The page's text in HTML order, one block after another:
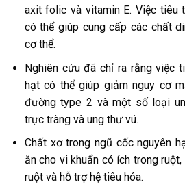
axit folic và vitamin E. Việc tiêu
có thể giúp cung cấp các chất
cơ thể.
Nghiên cứu đã chỉ ra rằng việc
hạt có thể giúp giảm nguy cơ
đường type 2 và một số loại
trực tràng và ung thư vú.
Chất xơ trong ngũ cốc nguyên
ăn cho vi khuẩn có ích trong
ruột và hỗ trợ hệ tiêu hóa.